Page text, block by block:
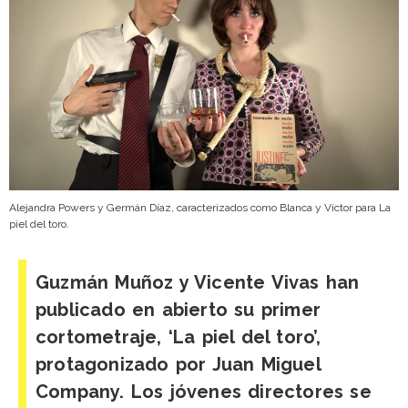
Alejandra Powers y Germán Díaz, caracterizados como Blanca y Víctor para La
piel del toro.
Guzmán Muñoz y Vicente Vivas han
publicado en abierto su primer
cortometraje, ‘La piel del toro’,
protagonizado por Juan Miguel
Company. Los jóvenes directores se